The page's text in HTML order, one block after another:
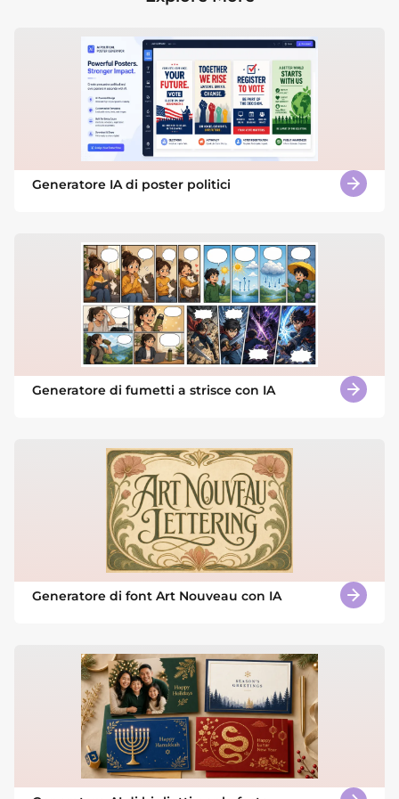
Generatore IA di poster politici
Generatore di fumetti a strisce con IA
Generatore di font Art Nouveau con IA